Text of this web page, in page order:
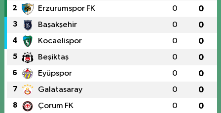
2 Erzurumspor FK 0 0
3 Başakşehir 0 0
4 Kocaelispor 0 0
5 Beşiktaş 0 0
6 Eyüpspor 0 0
7 Galatasaray 0 0
8 Çorum FK 0 0